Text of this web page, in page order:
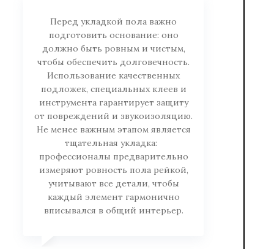
Перед укладкой пола важно
подготовить основание: оно
должно быть ровным и чистым,
чтобы обеспечить долговечность.
Использование качественных
подложек, специальных клеев и
инструмента гарантирует защиту
от повреждений и звукоизоляцию.
Не менее важным этапом является
тщательная укладка:
профессионалы предварительно
измеряют ровность пола рейкой,
учитывают все детали, чтобы
каждый элемент гармонично
вписывался в общий интерьер.